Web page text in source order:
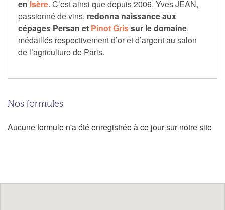
en Isère. C’est ainsi que depuis 2006, Yves JEAN,
passionné de vins, redonna naissance aux
cépages Persan et Pinot Grissur le domaine,
médaillés respectivement d’or et d’argent au salon
de l’agriculture de Paris.
Nos formules
Aucune formule n'a été enregistrée à ce jour sur notre site